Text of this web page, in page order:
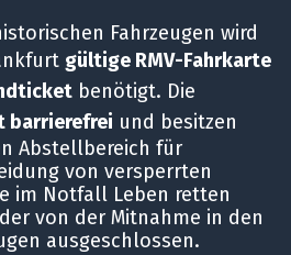
Fahrzeugen wird
gültige RMV-Fahrkarte
benötigt. Die
barrierefrei und besitzen
Abstellbereich für
von versperrten
im Notfall Leben retten
von der Mitnahme in den
ausgeschlossen.